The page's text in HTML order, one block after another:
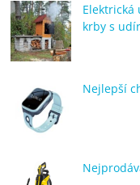
krby s
Nejlepší